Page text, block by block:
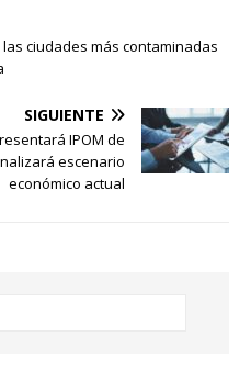
ciudades más contaminadas
SIGUIENTE
IPOM de
escenario
económico actual